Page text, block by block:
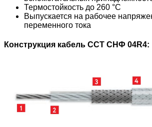
Термостойкость до 260 °С
Выпускается на рабочее
переменного тока
Конструкция кабель ССТ СНФ 04R4: